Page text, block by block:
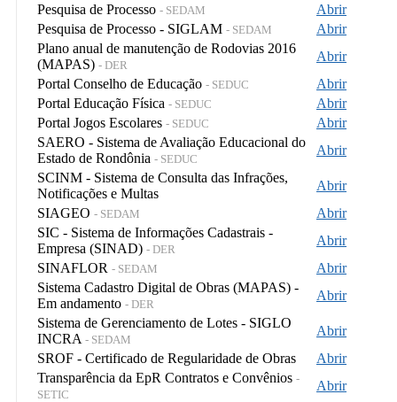
Pesquisa de Processo - SEDAM
Abrir
Pesquisa de Processo - SIGLAM - SEDAM
Abrir
Plano anual de manutenção de Rodovias 2016
(MAPAS) - DER
Abrir
Portal Conselho de Educação - SEDUC
Abrir
Portal Educação Física - SEDUC
Abrir
Portal Jogos Escolares - SEDUC
Abrir
SAERO - Sistema de Avaliação Educacional do
Estado de Rondônia - SEDUC
Abrir
SCINM - Sistema de Consulta das Infrações,
Notificações e Multas
Abrir
SIAGEO - SEDAM
Abrir
SIC - Sistema de Informações Cadastrais -
Empresa (SINAD) - DER
Abrir
SINAFLOR - SEDAM
Abrir
Sistema Cadastro Digital de Obras (MAPAS) -
Em andamento - DER
Abrir
Sistema de Gerenciamento de Lotes - SIGLO
INCRA - SEDAM
Abrir
SROF - Certificado de Regularidade de Obras
Abrir
Transparência da EpR Contratos e Convênios -
SETIC
Abrir